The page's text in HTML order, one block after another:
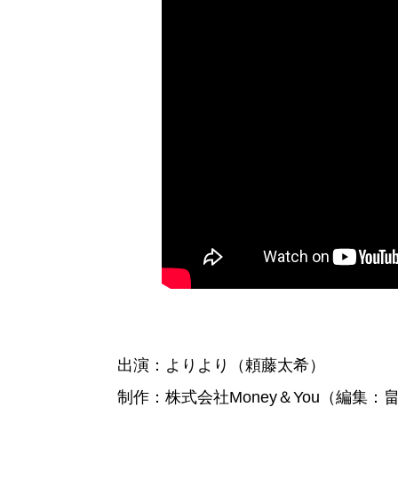
出演：よりより（頼藤太希）
制作：株式会社Money＆You（編集：